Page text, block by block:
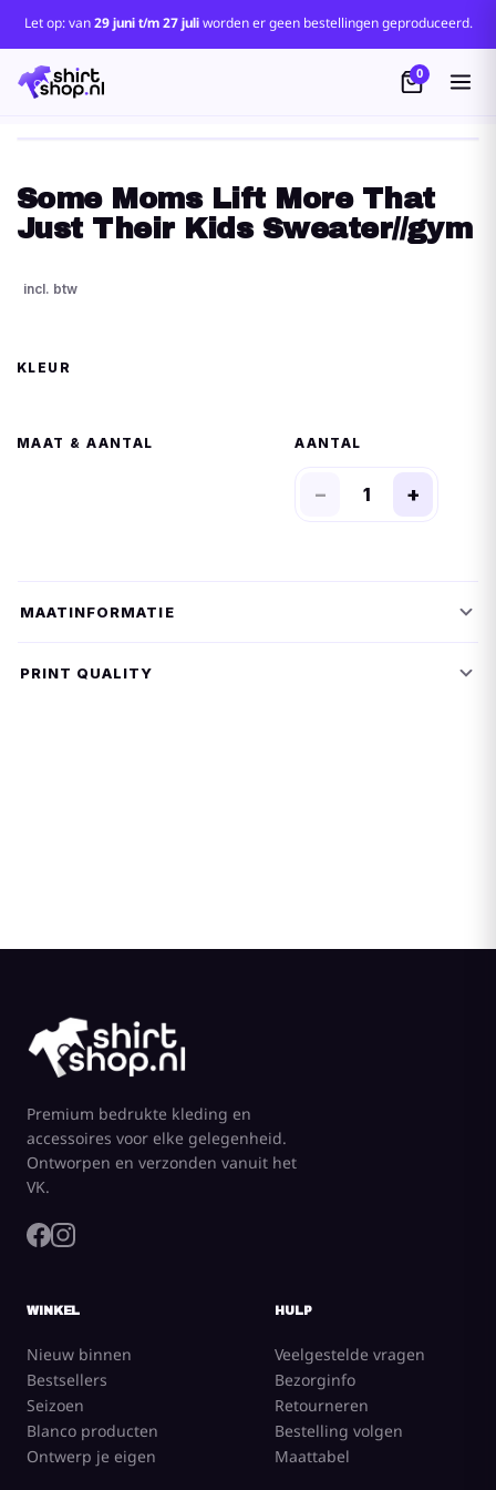
Let op: van29 juni t/m 27 juliworden er geen bestellingen geproduceerd.
0
Some Moms Lift More That
Just Their Kids Sweater//gym
MAAT
− +
MAATINFORMATIE
PRINT QUALITY
Premium bedrukte kleding en
accessoires voor elke gelegenheid.
Ontworpen en verzonden vanuit het
VK.
WINKEL
Nieuw binnen
Bestsellers
Seizoen
Blanco producten
Ontwerp je eigen
HULP
Veelgestelde vragen
Bezorginfo
Retourneren
Bestelling volgen
Maattabel